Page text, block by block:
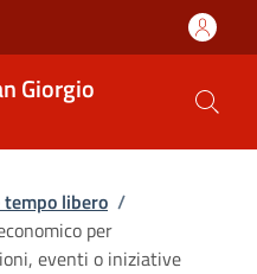
Giorgio
libero /
per
eventi o iniziative